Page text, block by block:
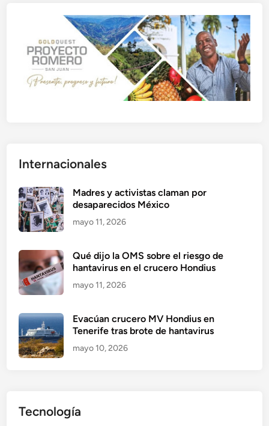
Internacionales
Madres y activistas claman por
desaparecidos México
mayo 11, 2026
Qué dijo la OMS sobre el riesgo de
hantavirus en el crucero Hondius
mayo 11, 2026
Evacúan crucero MV Hondius en
Tenerife tras brote de hantavirus
mayo 10, 2026
Tecnología